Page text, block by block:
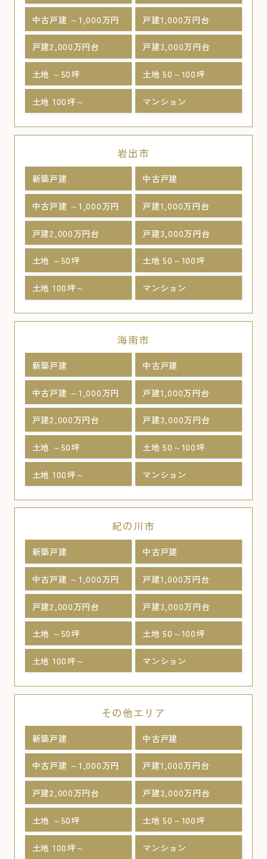
中古戸建 ～1,000万円 戸建1,000万円台
戸建2,000万円台 戸建3,000万円台
土地 ～50坪 土地 50～100坪
土地 100坪～ マンション
岩出市
新築戸建 中古戸建
中古戸建 ～1,000万円 戸建1,000万円台
戸建2,000万円台 戸建3,000万円台
土地 ～50坪 土地 50～100坪
土地 100坪～ マンション
海南市
新築戸建 中古戸建
中古戸建 ～1,000万円 戸建1,000万円台
戸建2,000万円台 戸建3,000万円台
土地 ～50坪 土地 50～100坪
土地 100坪～ マンション
紀の川市
新築戸建 中古戸建
中古戸建 ～1,000万円 戸建1,000万円台
戸建2,000万円台 戸建3,000万円台
土地 ～50坪 土地 50～100坪
土地 100坪～ マンション
その他エリア
新築戸建 中古戸建
中古戸建 ～1,000万円 戸建1,000万円台
戸建2,000万円台 戸建3,000万円台
土地 ～50坪 土地 50～100坪
土地 100坪～ マンション